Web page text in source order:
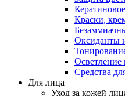
Краски,
Оксиданты
Осветление
Средства
Для лица
Уход за кожей